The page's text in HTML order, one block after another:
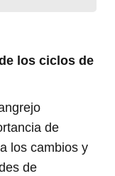
los ciclos de
de
los cambios y
de